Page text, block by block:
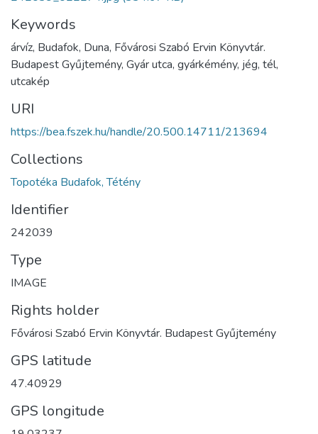
Keywords
árvíz, Budafok, Duna, Fővárosi Szabó Ervin Könyvtár.
Budapest Gyűjtemény, Gyár utca, gyárkémény, jég, tél,
utcakép
URI
https://bea.fszek.hu/handle/20.500.14711/213694
Collections
Topotéka Budafok, Tétény
Identifier
242039
Type
IMAGE
Rights holder
Fővárosi Szabó Ervin Könyvtár. Budapest Gyűjtemény
GPS latitude
47.40929
GPS longitude